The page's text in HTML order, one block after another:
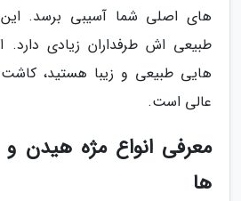
های اصلی شما آسیبی برسد.
طبیعی اش طرفداران زیادی دارد.
هایی طبیعی و زیبا هستید،
عالی است.
معرفی انواع مژه هیدن
ها